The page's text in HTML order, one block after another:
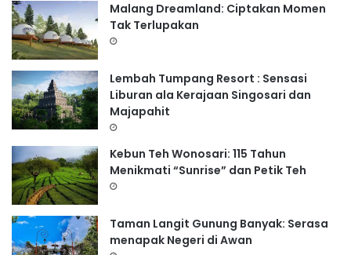
Malang Dreamland: Ciptakan Momen
Tak Terlupakan
Lembah Tumpang Resort : Sensasi
Liburan ala Kerajaan Singosari dan
Majapahit
Kebun Teh Wonosari: 115 Tahun
Menikmati “Sunrise” dan Petik Teh
Taman Langit Gunung Banyak: Serasa
menapak Negeri di Awan